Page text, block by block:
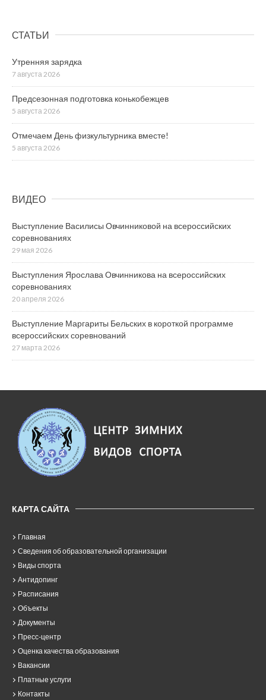
СТАТЬИ
Утренняя зарядка
7 августа 2026
Предсезонная подготовка конькобежцев
5 августа 2026
Отмечаем День физкультурника вместе!
5 августа 2026
ВИДЕО
Выступление Василисы Овчинниковой на всероссийских
соревнованиях
29 мая 2026
Выступления Ярослава Овчинникова на всероссийских
соревнованиях
20 апреля 2026
Выступление Маргариты Бельских в короткой программе
всероссийских соревнований
27 марта 2026
КАРТА САЙТА
Главная
Сведения об образовательной организации
Виды спорта
Антидопинг
Расписания
Объекты
Документы
Пресс-центр
Оценка качества образования
Вакансии
Платные услуги
Контакты